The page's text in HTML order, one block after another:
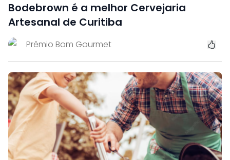
Bodebrown é a melhor Cervejaria
Artesanal de Curitiba
Prêmio Bom Gourmet